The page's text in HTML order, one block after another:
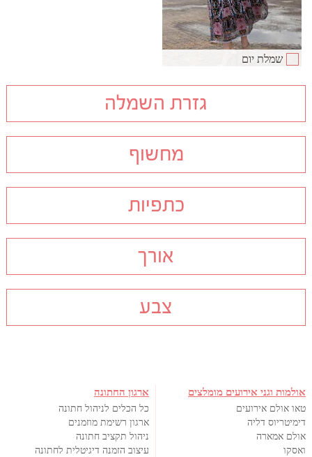
שמלת יום
גזרת השמלה
מחשוף
כתפיות
אורך
צבע
אולמות וגני אירועים מומלצים
טאו אולם אירועים
דימיטריוס דליה
אולם אמארה
ואסקו
ארגון החתונה
כל הכלים לניהול חתונה
ארגון רשימת מוזמנים
ניהול תקציב חתונה
עיצוב הזמנה דיגיטלית לחתונה